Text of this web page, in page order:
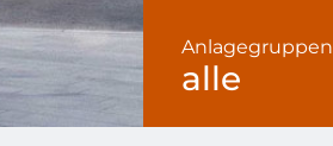
Anlagegruppen
alle